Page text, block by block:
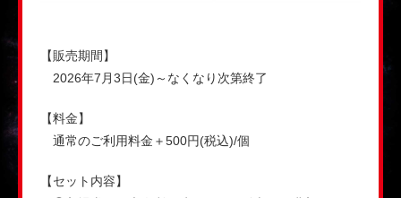
【販売期間】
2026年7月3日(金)～なくなり次第終了
【料金】
通常のご利用料金＋500円(税込)/個
【セット内容】